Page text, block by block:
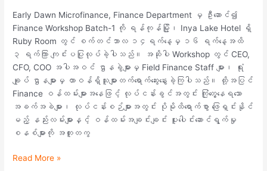
Early Dawn Microfinance, Finance Department မှ ဦးဆောင်၍
Finance Workshop Batch-1 ကို ရန်ကုန်မြို့၊ Inya Lake Hotel ရှိ
Ruby Room တွင် စက်တင်ဘာလ ၁၄ရက်နေ့မှ ၁၆ ရက်နေ့အထိ
၃ ရက်ကြာ ကျင်းပပြုလုပ်ခဲ့ပါသည်။ အဆိုပါ Workshop တွင် CEO,
CFO, COO အပါအဝင် ဌာနခွဲများမှ Field Finance Staff များ၊ ရုံး
ချုပ် ဌာနများမှ တာဝန်ရှိသူများတက်ရောက်ဆွေးနွေးခဲ့ကြပါသည်။ ထို့အပြင်
Finance ဝန်ထမ်းများအနေဖြင့် လုပ်ငန်းခွင်အတွင်း ကြုံတွေ့နေရသော
အခက်အခဲများ၊ လုပ်ငန်းစဉ်များအတွင်း ပိုမိုထိရောက်စွာ ဖြေရှင်းနိုင်
မည့် နည်းလမ်းများနှင့် ဝန်ထမ်းအချင်းချင်း ပူးပေါင်းဆောင်ရွက်မှု
စနစ်များကို အတူတကွ
Read More »